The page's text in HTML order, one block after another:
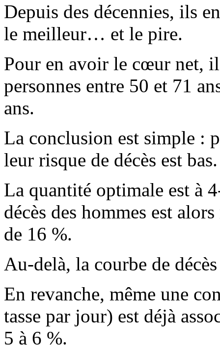
Depuis des décennies, ils
le meilleur… et le pire.
Pour en avoir le cœur net,
personnes entre 50 et 71
ans.
La conclusion est simple :
leur risque de décès est bas.
La quantité optimale est à
décès des hommes est
de 16 %.
Au-delà, la courbe de
En revanche, même une
tasse par jour) est déjà
5 à 6 %.